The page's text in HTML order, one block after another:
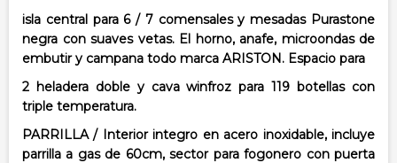
isla central para 6 / 7 comensales y mesadas Purastone
negra con suaves vetas. El horno, anafe, microondas de
embutir y campana todo marca ARISTON. Espacio para
2 heladera doble y cava winfroz para 119 botellas con
triple temperatura.
PARRILLA / Interior integro en acero inoxidable, incluye
parrilla a gas de 60cm,sector para fogonero con puerta